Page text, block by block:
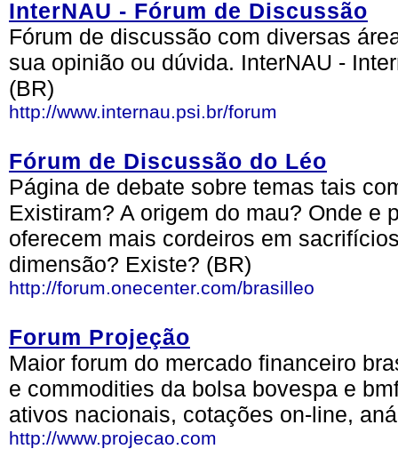
InterNAU - Fórum de Discussão
Fórum de discussão com diversas
sua opinião ou dúvida. InterNAU -
(BR)
http://www.internau.psi.br/forum
Fórum de Discussão do Léo
Página de debate sobre temas tais
Existiram? A origem do mau? Onde e
oferecem mais cordeiros em
dimensão? Existe? (BR)
http://forum.onecenter.com/brasilleo
Forum Projeção
Maior forum do mercado financeiro
e commodities da bolsa bovespa e
ativos nacionais, cotações on-line,
http://www.projecao.com